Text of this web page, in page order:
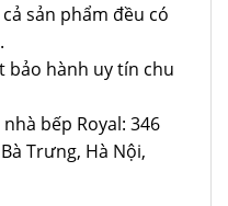
sản phẩm đều có
bảo hành uy tín chu
bếp Royal: 346
Trưng, Hà Nội,